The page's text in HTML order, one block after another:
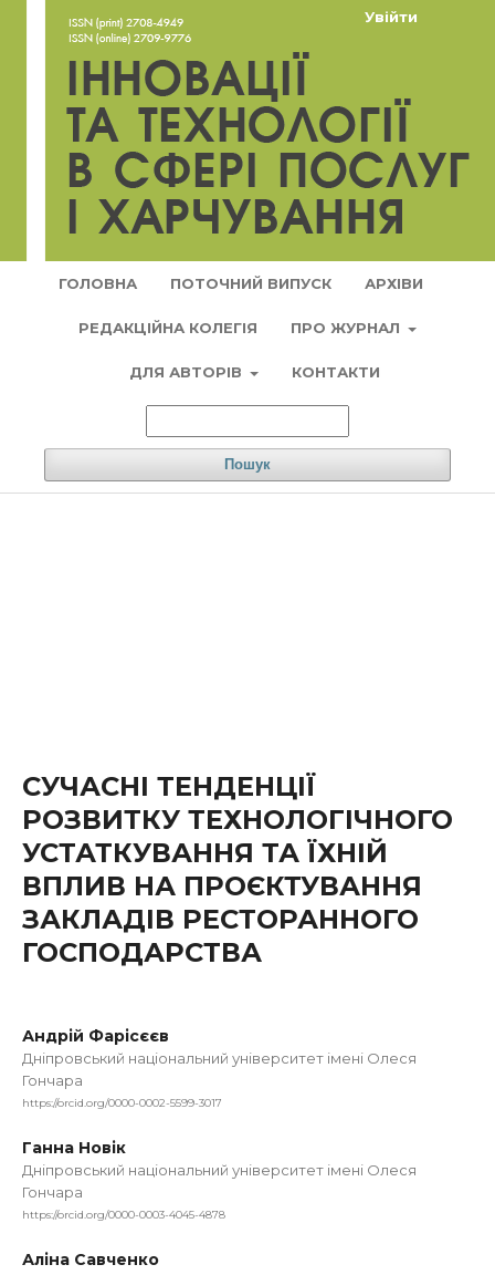
ГОЛОВНА ПОТОЧНИЙ ВИПУСК АРХІВИ
РЕДАКЦІЙНА КОЛЕГІЯ ПРО ЖУРНАЛ
ДЛЯ АВТОРІВ КОНТАКТИ
Пошук
Увійти
СУЧАСНІ ТЕНДЕНЦІЇ
РОЗВИТКУ ТЕХНОЛОГІЧНОГО
УСТАТКУВАННЯ ТА ЇХНІЙ
ВПЛИВ НА ПРОЄКТУВАННЯ
ЗАКЛАДІВ РЕСТОРАННОГО
ГОСПОДАРСТВА
Андрій Фарісєєв
Дніпровський національний університет імені Олеся
Гончара
https://orcid.org/0000-0002-5599-3017
Ганна Новік
Дніпровський національний університет імені Олеся
Гончара
https://orcid.org/0000-0003-4045-4878
Аліна Савченко